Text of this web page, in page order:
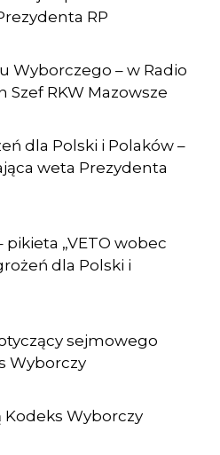
RP
Wyborczego – w Radio
Szef RKW Mazowsze
dla Polski i Polaków –
weta Prezydenta
pikieta „VETO wobec
dla Polski i
sejmowego
Wyborczy
Kodeks Wyborczy